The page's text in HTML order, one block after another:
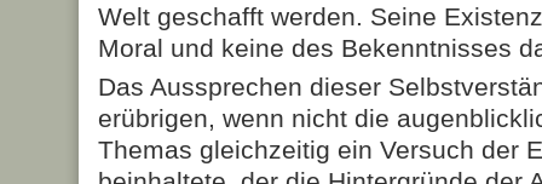
Welt geschafft werden. Seine
Moral und keine des Bekenntnisses
Das Aussprechen dieser
erübrigen, wenn nicht die
Themas gleichzeitig ein Versuch der